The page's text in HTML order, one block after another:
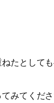
たとして
みてくださ